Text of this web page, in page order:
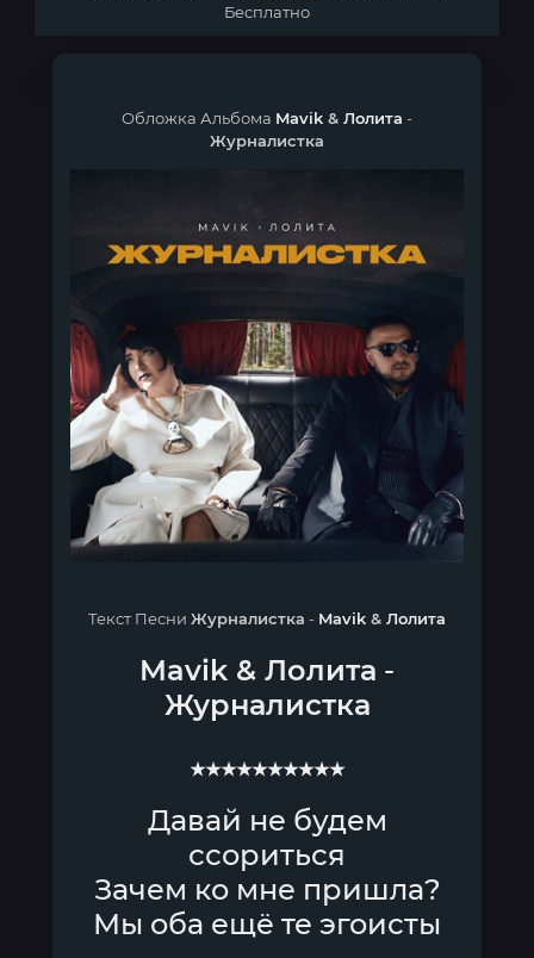
Бесплатно
Обложка Альбома Mavik & Лолита -
Журналистка
Текст Песни Журналистка - Mavik & Лолита
Mavik & Лолита -
Журналистка
★★★★★★★★★★
Давай не будем
ссориться
Зачем ко мне пришла?
Мы оба ещё те эгоисты